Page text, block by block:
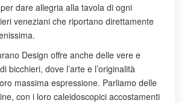
dare allegria alla tavola di ogni
veneziani che riportano direttamente
Design offre anche delle vere e
bicchieri, dove l’arte e l’originalità
massima espressione. Parliamo delle
con i loro caleidoscopici accostamenti